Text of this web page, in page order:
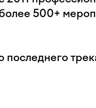
500+
последнего